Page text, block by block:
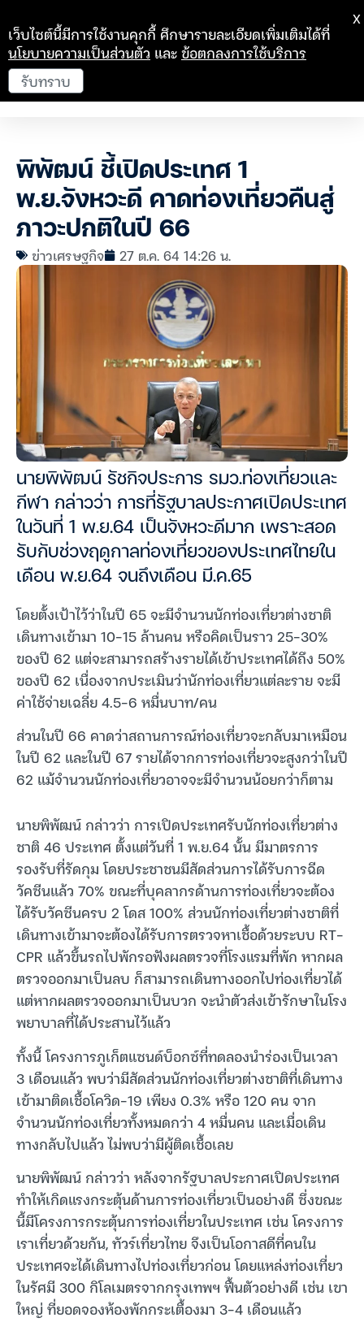
พิพัฒน์ ชี้เปิดประเทศ 1
พ.ย.จังหวะดี คาดท่องเที่ยวคืนสู่
ภาวะปกติในปี 66
ข่าวเศรษฐกิจ 27 ต.ค. 64 14:26 น.
นายพิพัฒน์ รัชกิจประการ รมว.ท่องเที่ยวและ
กีฬา กล่าวว่า การที่รัฐบาลประกาศเปิดประเทศ
ในวันที่ 1 พ.ย.64 เป็นจังหวะดีมาก เพราะสอด
รับกับช่วงฤดูกาลท่องเที่ยวของประเทศไทยใน
เดือน พ.ย.64 จนถึงเดือน มี.ค.65
โดยตั้งเป้าไว้ว่าในปี 65 จะมีจำนวนนักท่องเที่ยวต่างชาติ
เดินทางเข้ามา 10-15 ล้านคน หรือคิดเป็นราว 25-30%
ของปี 62 แต่จะสามารถสร้างรายได้เข้าประเทศได้ถึง 50%
ของปี 62 เนื่องจากประเมินว่านักท่องเที่ยวแต่ละราย จะมี
ค่าใช้จ่ายเฉลี่ย 4.5-6 หมื่นบาท/คน
ส่วนในปี 66 คาดว่าสถานการณ์ท่องเที่ยวจะกลับมาเหมือน
ในปี 62 และในปี 67 รายได้จากการท่องเที่ยวจะสูงกว่าในปี
62 แม้จำนวนนักท่องเที่ยวอาจจะมีจำนวนน้อยกว่าก็ตาม
นายพิพัฒน์ กล่าวว่า การเปิดประเทศรับนักท่องเที่ยวต่าง
ชาติ 46 ประเทศ ตั้งแต่วันที่ 1 พ.ย.64 นั้น มีมาตรการ
รองรับที่รัดกุม โดยประชาชนมีสัดส่วนการได้รับการฉีด
วัคซีนแล้ว 70% ขณะที่บุคลากรด้านการท่องเที่ยวจะต้อง
ได้รับวัคซีนครบ 2 โดส 100% ส่วนนักท่องเที่ยวต่างชาติที่
เดินทางเข้ามาจะต้องได้รับการตรวจหาเชื้อด้วยระบบ RT-
CPR แล้วขึ้นรถไปพักรอฟังผลตรวจที่โรงแรมที่พัก หากผล
ตรวจออกมาเป็นลบ ก็สามารถเดินทางออกไปท่องเที่ยวได้
แต่หากผลตรวจออกมาเป็นบวก จะนำตัวส่งเข้ารักษาในโรง
พยาบาลที่ได้ประสานไว้แล้ว
ทั้งนี้ โครงการภูเก็ตแซนด์บ็อกซ์ที่ทดลองนำร่องเป็นเวลา
3 เดือนแล้ว พบว่ามีสัดส่วนนักท่องเที่ยวต่างชาติที่เดินทาง
เข้ามาติดเชื้อโควิด-19 เพียง 0.3% หรือ 120 คน จาก
จำนวนนักท่องเที่ยวทั้งหมดกว่า 4 หมื่นคน และเมื่อเดิน
ทางกลับไปแล้ว ไม่พบว่ามีผู้ติดเชื้อเลย
นายพิพัฒน์ กล่าวว่า หลังจากรัฐบาลประกาศเปิดประเทศ
ทำให้เกิดแรงกระตุ้นด้านการท่องเที่ยวเป็นอย่างดี ซึ่งขณะ
นี้มีโครงการกระตุ้นการท่องเที่ยวในประเทศ เช่น โครงการ
เราเที่ยวด้วยกัน, ทัวร์เที่ยวไทย จึงเป็นโอกาสดีที่คนใน
ประเทศจะได้เดินทางไปท่องเที่ยวก่อน โดยแหล่งท่องเที่ยว
ในรัศมี 300 กิโลเมตรจากกรุงเทพฯ ฟื้นตัวอย่างดี เช่น เขา
ใหญ่ ที่ยอดจองห้องพักกระเตื้องมา 3-4 เดือนแล้ว
เว็บไซต์นี้มีการใช้งานคุกกี้ ศึกษารายละเอียดเพิ่มเติมได้ที่
นโยบายความเป็นส่วนตัว และข้อตกลงการใช้บริการ
รับทราบ
X